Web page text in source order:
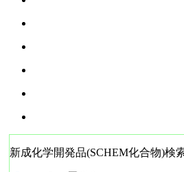
新成化学開発品(SCHEM化合物)検